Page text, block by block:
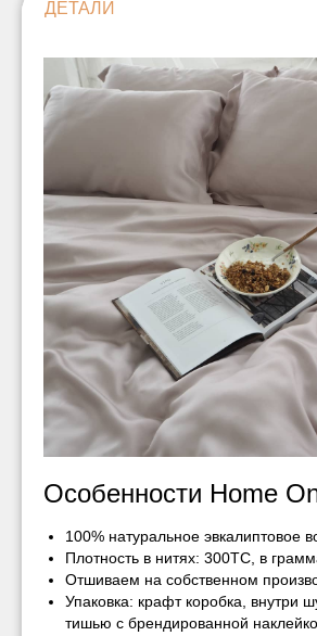
Особенности Home
100% натуральное эвкалиптовое
Плотность в нитях: 300ТС, в
Отшиваем на собственном
Упаковка: крафт коробка, внутри
тишью с брендированной